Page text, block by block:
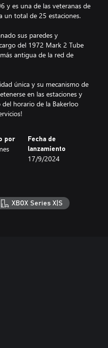
y es una de las veteranas de
un total de 25 estaciones.
sus paredes y
del 1972 Mark 2 Tube
antigua de la red de
única y su mecanismo de
en las estaciones y
horario de la Bakerloo
por
Fecha de
lanzamiento
17/9/2024
XBOX Series X|S